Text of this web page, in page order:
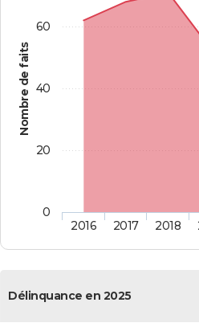
Nombre de faits
2016 2017 2018
0
20
40
60
Délinquance en 2025